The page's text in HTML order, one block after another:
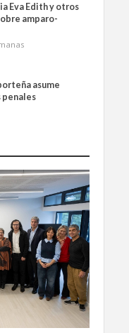
Eva Edith y otros
amparo-
asume
penales